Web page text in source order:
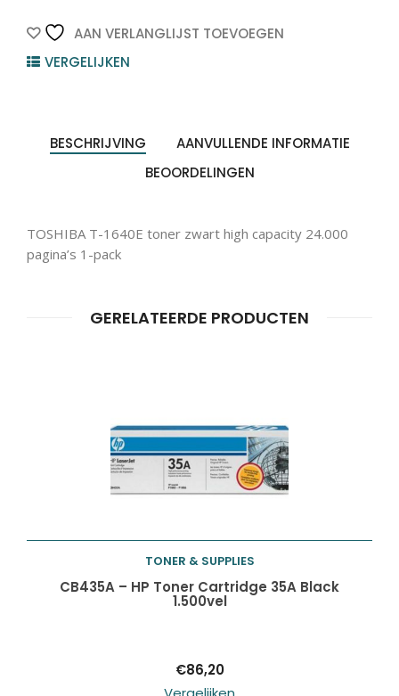
1st
quantity
AAN VERLANGLIJST TOEVOEGEN
VERGELIJKEN
BESCHRIJVING
AANVULLENDE INFORMATIE
BEOORDELINGEN
TOSHIBA T-1640E toner zwart high capacity 24.000
pagina’s 1-pack
GERELATEERDE PRODUCTEN
Toevoegen aan
TONER & SUPPLIES
CB435A – HP Toner Cartridge 35A Black
1.500vel
€86,20
zoeken ZOEKEN